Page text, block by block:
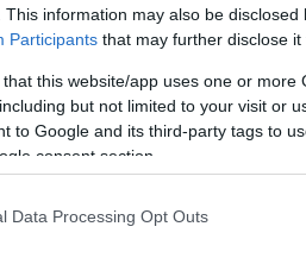
This information may also be
Participants that may further disclose it
that this website/app uses one or
but not limited to your visit or
to Google and its third-party tags to
consent section.
Data Processing Opt Outs
scopriremo come
le startup italiane
pronto a scoprire un